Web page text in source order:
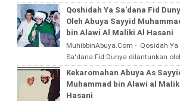
ALHASANI MuhibbinAbuya.Com -
Jenazah Sayyid Muhammad bin
al-Malik...
Qoshidah Ya Sa'dana Fid
Oleh Abuya Sayyid
bin Alawi Al Maliki Al Hasani
MuhibbinAbuya.Com - Qosidah Ya
Sa'dana Fid Dunya dilantunkan
Abuya As Sayyid Muhammad
Maliki Al Hasani ra. Qoshidah
Kekaromahan Abuya As
Muhammad bin Alawi al
Hasani